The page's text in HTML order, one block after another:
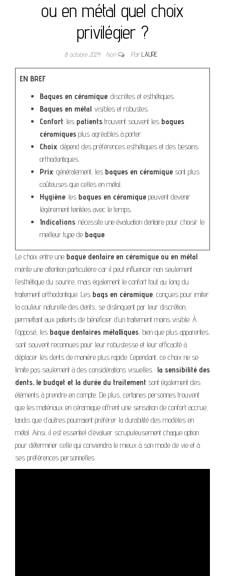
ou en métal quel choix
privilégier ?
8 octobre 2024 Non ParLAURE
EN BREF
Bagues en céramique: discrètes et esthétiques.
Bagues en métal: visibles et robustes.
Confort: les patients trouvent souvent les bagues
céramiques plus agréables à porter.
Choix: dépend des préférences esthétiques et des besoins
orthodontiques.
Prix: généralement, les bagues en céramique sont plus
coûteuses que celles en métal.
Hygiène: les bagues en céramique peuvent devenir
légèrement teintées avec le temps.
Indications: nécessite une évaluation dentaire pour choisir le
meilleur type de bague.
Le choix entre une bague dentaire en céramique ou en métal
mérite une attention particulière car il peut influencer non seulement
l’esthétique du sourire, mais également le confort tout au long du
traitement orthodontique. Les bags en céramique, conçues pour imiter
la couleur naturelle des dents, se distinguent par leur discrétion,
permettant aux patients de bénéficier d’un traitement moins visible. À
l’opposé, les bague dentaires métalliques, bien que plus apparentes,
sont souvent reconnues pour leur robustesse et leur efficacité à
déplacer les dents de manière plus rapide. Cependant, ce choix ne se
limite pas seulement à des considérations visuelles : la sensibilité des
dents, le budget et la durée du traitement sont également des
éléments à prendre en compte. De plus, certaines personnes trouvent
que les matériaux en céramique offrent une sensation de confort accrue,
tandis que d’autres pourraient préférer la durabilité des modèles en
métal. Ainsi, il est essentiel d’évaluer scrupuleusement chaque option
pour déterminer celle qui conviendra le mieux à son mode de vie et à
ses préférences personnelles.